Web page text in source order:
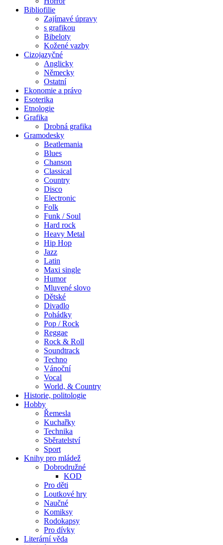
Bibliofilie
Zajímavé úpravy
s grafikou
Bibeloty
Kožené vazby
Cizojazyčné
Anglicky
Německy
Ostatní
Ekonomie a právo
Esoterika
Etnologie
Grafika
Drobná grafika
Gramodesky
Beatlemania
Blues
Chanson
Classical
Country
Disco
Electronic
Folk
Funk / Soul
Hard rock
Heavy Metal
Hip Hop
Jazz
Latin
Maxi single
Humor
Mluvené slovo
Dětské
Divadlo
Pohádky
Pop / Rock
Reggae
Rock & Roll
Soundtrack
Techno
Vánoční
Vocal
World, & Country
Historie, politologie
Hobby
Řemesla
Kuchařky
Technika
Sběratelství
Sport
Knihy pro mládež
Dobrodružné
KOD
Pro děti
Loutkové hry
Naučné
Komiksy
Rodokapsy
Pro dívky
Literární věda